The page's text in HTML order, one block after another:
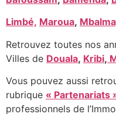
Limbé, Maroua,
Retrouvez toutes nos
Villes de Douala, Kribi,
Vous pouvez aussi
rubrique « Partenariats
professionnels de